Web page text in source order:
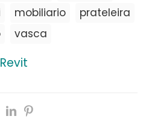
Revit
mobiliario
prateleira
vasca